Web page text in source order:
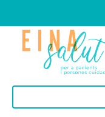
Barra de